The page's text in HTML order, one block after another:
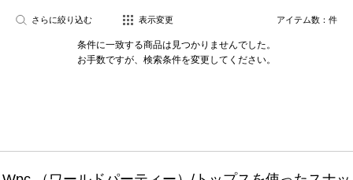
さらに絞り込む 表示変更 アイテム数： 件
条件に一致する商品は見つかりませんでした。
お手数ですが、検索条件を変更してください。